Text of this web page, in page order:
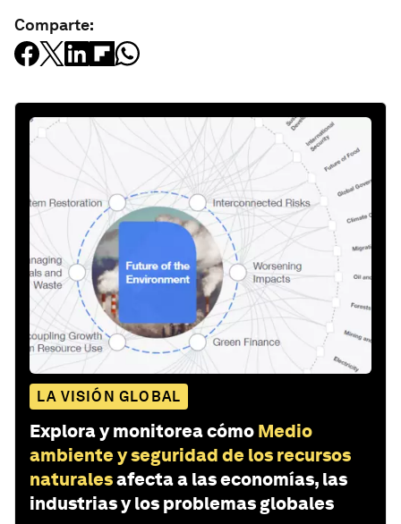
Comparte:
LA VISIÓN GLOBAL
Explora y monitorea cómo Medio
ambiente y seguridad de los recursos
naturalesafecta a las economías, las
industrias y los problemas globales